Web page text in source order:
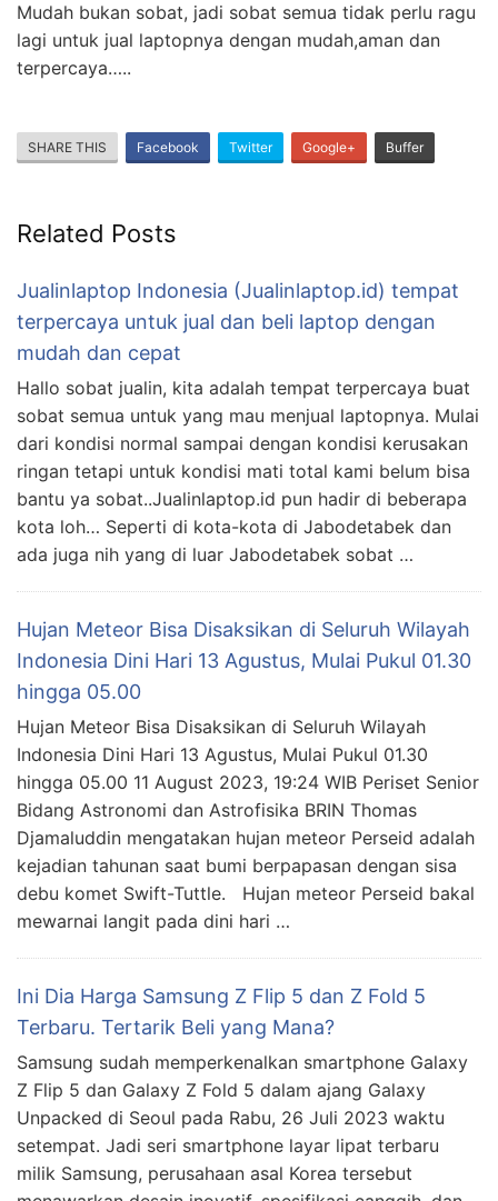
Mudah bukan sobat, jadi sobat semua tidak perlu ragu
lagi untuk jual laptopnya dengan mudah,aman dan
terpercaya…..
SHARE THIS Facebook Twitter Google+ Buffer
Related Posts
Jualinlaptop Indonesia (Jualinlaptop.id) tempat
terpercaya untuk jual dan beli laptop dengan
mudah dan cepat
Hallo sobat jualin, kita adalah tempat terpercaya buat
sobat semua untuk yang mau menjual laptopnya. Mulai
dari kondisi normal sampai dengan kondisi kerusakan
ringan tetapi untuk kondisi mati total kami belum bisa
bantu ya sobat..Jualinlaptop.id pun hadir di beberapa
kota loh… Seperti di kota-kota di Jabodetabek dan
ada juga nih yang di luar Jabodetabek sobat …
Hujan Meteor Bisa Disaksikan di Seluruh Wilayah
Indonesia Dini Hari 13 Agustus, Mulai Pukul 01.30
hingga 05.00
Hujan Meteor Bisa Disaksikan di Seluruh Wilayah
Indonesia Dini Hari 13 Agustus, Mulai Pukul 01.30
hingga 05.00 11 August 2023, 19:24 WIB Periset Senior
Bidang Astronomi dan Astrofisika BRIN Thomas
Djamaluddin mengatakan hujan meteor Perseid adalah
kejadian tahunan saat bumi berpapasan dengan sisa
debu komet Swift-Tuttle. Hujan meteor Perseid bakal
mewarnai langit pada dini hari …
Ini Dia Harga Samsung Z Flip 5 dan Z Fold 5
Terbaru. Tertarik Beli yang Mana?
Samsung sudah memperkenalkan smartphone Galaxy
Z Flip 5 dan Galaxy Z Fold 5 dalam ajang Galaxy
Unpacked di Seoul pada Rabu, 26 Juli 2023 waktu
setempat. Jadi seri smartphone layar lipat terbaru
milik Samsung, perusahaan asal Korea tersebut